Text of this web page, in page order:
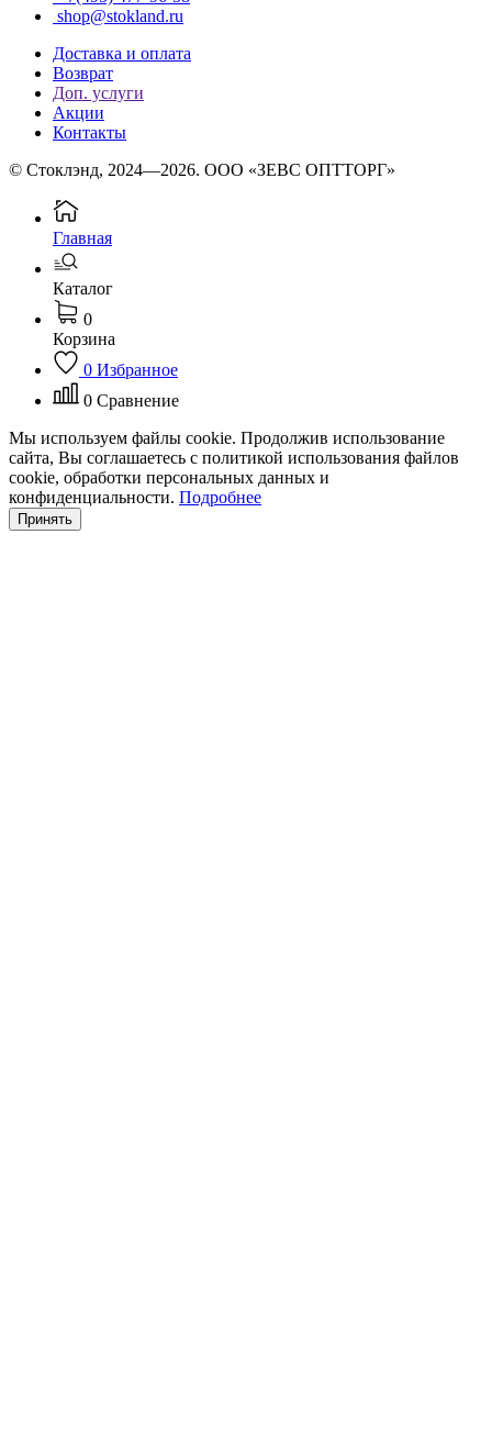
shop@stokland.ru
Доставка и оплата
Возврат
Доп. услуги
Акции
Контакты
© Стоклэнд, 2024—2026. ООО «ЗЕВС ОПТТОРГ»
Главная
Каталог
0
Корзина
0 Избранное
0 Сравнение
Мы используем файлы cookie. Продолжив использование
сайта, Вы соглашаетесь с политикой использования файлов
cookie, обработки персональных данных и
конфиденциальности. Подробнее
Принять